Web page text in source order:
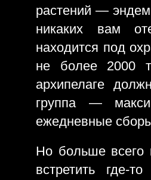
растений —
никаких вам
находится под
не более 2000
архипелаге
группа —
ежедневные
Но больше
встретить